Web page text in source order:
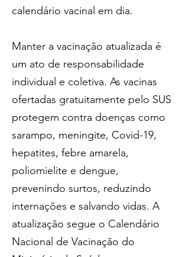
calendário vacinal em dia.
Manter a vacinação atualizada é
um ato de responsabilidade
individual e coletiva. As vacinas
ofertadas gratuitamente pelo SUS
protegem contra doenças como
sarampo, meningite, Covid-19,
hepatites, febre amarela,
poliomielite e dengue,
prevenindo surtos, reduzindo
internações e salvando vidas. A
atualização segue o Calendário
Nacional de Vacinação do